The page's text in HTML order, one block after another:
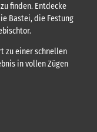
finden. Entdecke
Bastei, die Festung
zu einer schnellen
in vollen Zügen